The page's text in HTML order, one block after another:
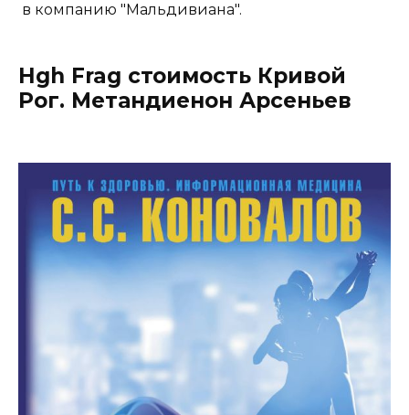
в компанию "Мальдивиана".
Hgh Frag стоимость Кривой
Рог. Метандиенон Арсеньев